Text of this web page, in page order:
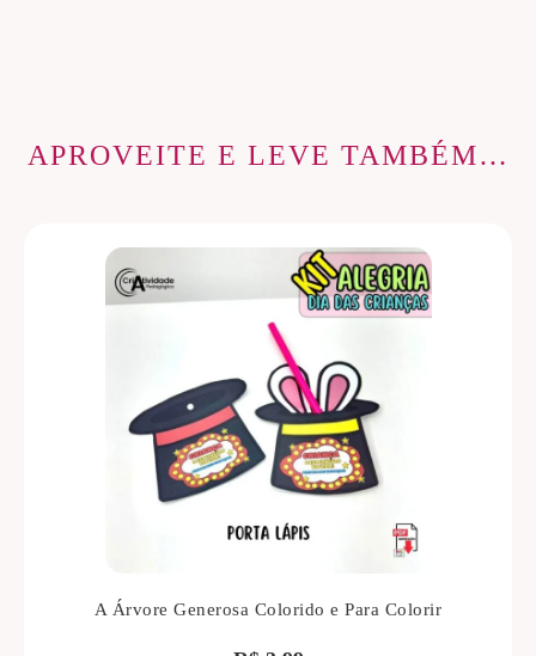
APROVEITE E LEVE TAMBÉM…
A Árvore Generosa Colorido e Para Colorir